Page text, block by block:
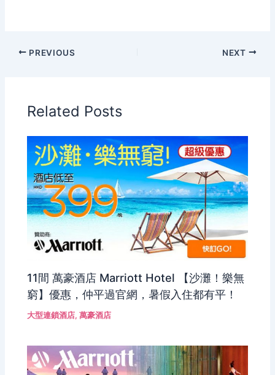
PREVIOUS NEXT
Related Posts
11間 萬豪酒店 Marriott Hotel 【沙灘！樂無
窮】優惠，仲平過官網，暑假入住都有平！
大型連鎖酒店,萬豪酒店